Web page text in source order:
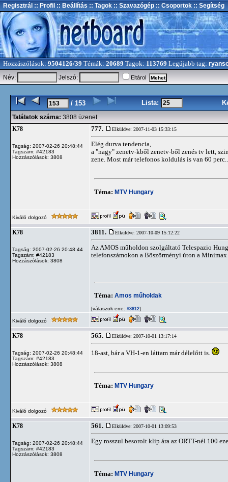
Regisztrál :: Profil :: Beállítás :: Tagok :: Szavazógép :: Csoportok :: Segítség
Hozzászólások: 9504126/39 Témák: 20689 Tagok: 113769 Legújabb tag:
Név:
Jelszó: Eltárol
/ 153 Lista:
Találatok száma: 3808 üzenet
K78
Tagság: 2007-02-26 20:48:44
Tagszám: #42183
Hozzászólások: 3808
777. Elküldve: 2007-11-03 15:33:15
Elég durva tendencia,
a "nagy" zenetv-kből zenetv-ből zenés tv lett,
zene. Most már telefonos koldulás is van 60
Téma: MTV Hungary
Kiváló dolgozó
K78
Tagság: 2007-02-26 20:48:44
Tagszám: #42183
Hozzászólások: 3808
3811. Elküldve: 2007-10-09 15:12:22
Az AMOS műholdon szolgáltató Telespazio
telefonszámokon a Böszörményi úton a
Téma: Amos műholdak
[válaszok erre: #3812]
Kiváló dolgozó
K78
Tagság: 2007-02-26 20:48:44
Tagszám: #42183
Hozzászólások: 3808
565. Elküldve: 2007-10-01 13:17:14
18-ast, bár a VH-1-en láttam már délelőtt is.
Téma: MTV Hungary
Kiváló dolgozó
K78
Tagság: 2007-02-26 20:48:44
Tagszám: #42183
Hozzászólások: 3808
561. Elküldve: 2007-10-01 13:09:53
Egy rosszul besorolt klip ára az ORTT-nél 100
Téma: MTV Hungary